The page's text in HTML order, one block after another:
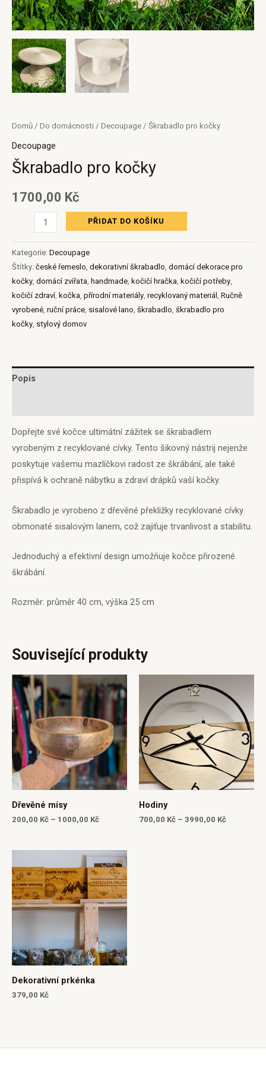
Domů / Do domácnosti / Decoupage / Škrabadlo pro kočky
Decoupage
Škrabadlo pro kočky
1700,00 Kč
PŘIDAT DO KOŠÍKU
Kategorie: Decoupage
Štítky: české řemeslo, dekorativní škrabadlo, domácí dekorace pro
kočky, domácí zvířata, handmade, kočičí hračka, kočičí potřeby,
kočičí zdraví, kočka, přírodní materiály, recyklovaný materiál , Ručně
vyrobené, ruční práce, sisalové lano, škrabadlo, škrabadlo pro
kočky, stylový domov
Popis
Dopřejte své kočce ultimátní zážitek se škrabadlem
vyrobeným z recyklované cívky. Tento šikovný nástrij nejenže
poskytuje vašemu mazlíčkovi radost ze škrábání, ale také
přispívá k ochraně nábytku a zdraví drápků vaší kočky.
Škrabadlo je vyrobeno z dřevěné překližky recyklované cívky
obmonaté sisalovým lanem, což zajiťuje trvanlivost a stabilitu.
Jednoduchý a efektivní design umožňuje kočce přirozené
škrábání.
Rozměr: průměr 40 cm, výška 25 cm
Související produkty
Dřevěné mísy
200,00 Kč – 1000,00 Kč
Hodiny
700,00 Kč – 3990,00 Kč
Dekorativní prkénka
379,00 Kč